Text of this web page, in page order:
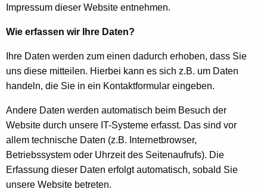
Impressum dieser Website entnehmen.
Wie erfassen wir Ihre Daten?
Ihre Daten werden zum einen dadurch erhoben, dass Sie
uns diese mitteilen. Hierbei kann es sich z.B. um Daten
handeln, die Sie in ein Kontaktformular eingeben.
Andere Daten werden automatisch beim Besuch der
Website durch unsere IT-Systeme erfasst. Das sind vor
allem technische Daten (z.B. Internetbrowser,
Betriebssystem oder Uhrzeit des Seitenaufrufs). Die
Erfassung dieser Daten erfolgt automatisch, sobald Sie
unsere Website betreten.